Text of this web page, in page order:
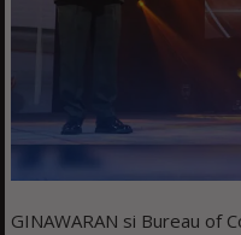
GINAWARAN si Bureau of